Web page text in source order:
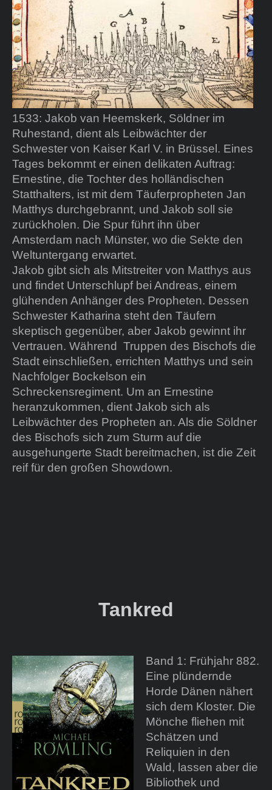
1533: Jakob van Heemskerk, Söldner im
Ruhestand, dient als Leibwächter der
Schwester von Kaiser Karl V. in Brüssel. Eines
Tages bekommt er einen delikaten Auftrag:
Ernestine, die Tochter des holländischen
Statthalters, ist mit dem Täuferpropheten Jan
Matthys durchgebrannt, und Jakob soll sie
zurückholen. Die Spur führt ihn über
Amsterdam nach Münster, wo die Sekte den
Weltuntergang erwartet.
Jakob gibt sich als Mitstreiter von Matthys aus
und findet Unterschlupf bei Andreas, einem
glühenden Anhänger des Propheten. Dessen
Schwester Katharina steht den Täufern
skeptisch gegenüber, aber Jakob gewinnt ihr
Vertrauen. Während Truppen des Bischofs die
Stadt einschließen, errichten Matthys und sein
Nachfolger Bockelson ein
Schreckensregiment. Um an Ernestine
heranzukommen, dient Jakob sich als
Leibwächter des Propheten an. Als die Söldner
des Bischofs sich zum Sturm auf die
ausgehungerte Stadt bereitmachen, ist die Zeit
reif für den großen Showdown.
Tankred
Band 1: Frühjahr 882.
Eine plündernde
Horde Dänen nähert
sich dem Kloster. Die
Mönche fliehen mit
Schätzen und
Reliquien in den
Wald, lassen aber die
Bibliothek und